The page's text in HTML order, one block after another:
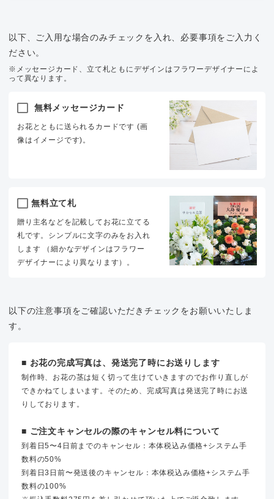
以下、ご入用な場合のみチェックを入れ、必要事項をご入力く
ださい。
※メッセージカード、立て札ともにデザインはフラワーデザイナーによ
って異なります。
無料メッセージカード
お花とともに送られるカードです (画
像はイメージです)。
無料立て札
贈り主名などを記載してお花に立てる
札です。シンプルに文字のみをお入れ
します （細かなデザインはフラワー
デザイナーにより異なります）。
以下の注意事項をご確認いただきチェックをお願いいたしま
す。
■ お花の完成写真は、発送完了時にお送りします
制作時、お花の茎は短く切って生けていきますのでお作り直しが
できかねてしまいます。そのため、完成写真は発送完了時にお送
りしております。
■ ご注文キャンセルの際のキャンセル料について
到着日5〜4日前までのキャンセル：本体税込み価格+システム手
数料の50%
到着日3日前〜発送後のキャンセル：本体税込み価格+システム手
数料の100%